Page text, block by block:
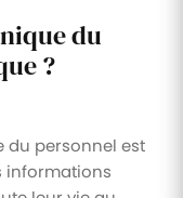
du
?
du personnel est
informations